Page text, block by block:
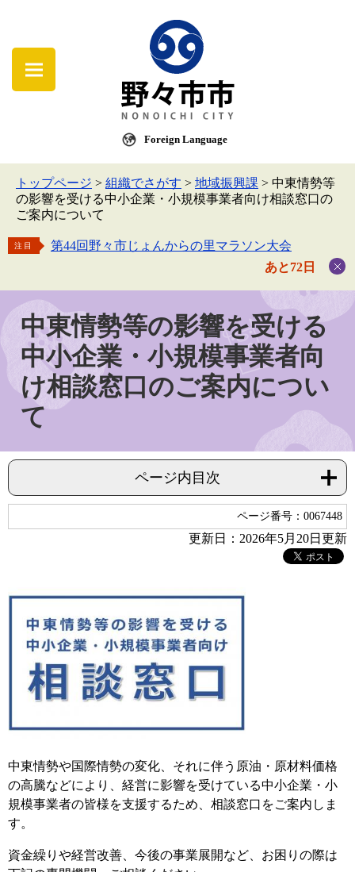
Foreign Language
トップページ > 組織でさがす > 地域振興課 > 中東情勢等
の影響を受ける中小企業・小規模事業者向け相談窓口の
ご案内について
注目
第44回野々市じょんからの里マラソン大会
あと72日
中東情勢等の影響を受ける
中小企業・小規模事業者向
け相談窓口のご案内につい
て
ページ内目次
ページ番号：0067448
更新日：2026年5月20日更新
中東情勢や国際情勢の変化、それに伴う原油・原材料価格
の高騰などにより、経営に影響を受けている中小企業・小
規模事業者の皆様を支援するため、相談窓口をご案内しま
す。
資金繰りや経営改善、今後の事業展開など、お困りの際は